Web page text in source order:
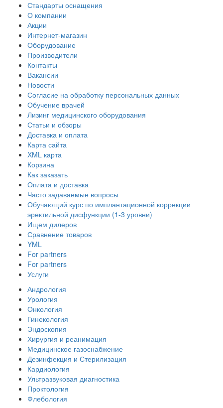
Стандарты оснащения
О компании
Акции
Интернет-магазин
Оборудование
Производители
Контакты
Вакансии
Новости
Согласие на обработку персональных данных
Обучение врачей
Лизинг медицинского оборудования
Статьи и обзоры
Доставка и оплата
Карта сайта
XML карта
Корзина
Как заказать
Оплата и доставка
Часто задаваемые вопросы
Обучающий курс по имплантационной коррекции
эректильной дисфункции (1-3 уровни)
Ищем дилеров
Сравнение товаров
YML
For partners
For partners
Услуги
Андрология
Урология
Онкология
Гинекология
Эндоскопия
Хирургия и реанимация
Медицинское газоснабжение
Дезинфекция и Стерилизация
Кардиология
Ультразвуковая диагностика
Проктология
Флебология